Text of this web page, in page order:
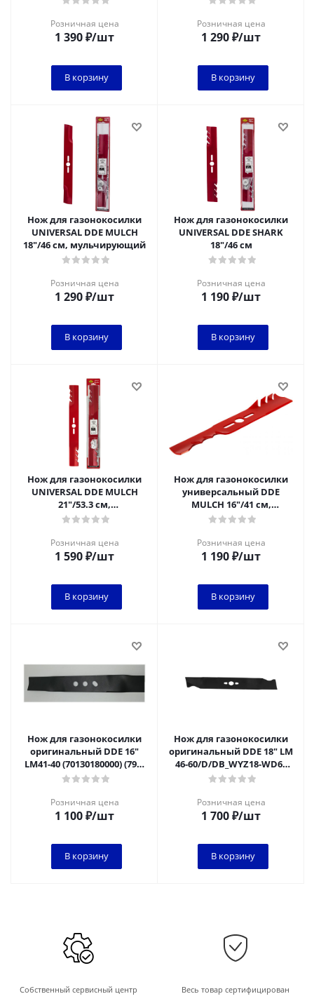
Розничная цена
1 390₽/шт
В корзину
Розничная цена
1 290₽/шт
В корзину
Нож для газонокосилки
UNIVERSAL DDE MULCH
18"/46 см, мульчирующий
Розничная цена
1 290₽/шт
В корзину
Нож для газонокосилки
UNIVERSAL DDE SHARK
18"/46 см
Розничная цена
1 190₽/шт
В корзину
Нож для газонокосилки
UNIVERSAL DDE MULCH
21"/53.3 см,
мульчирующий
Розничная цена
1 590₽/шт
В корзину
Нож для газонокосилки
универсальный DDE
MULCH 16"/41 см,
мульчирующий
Розничная цена
1 190₽/шт
В корзину
Нож для газонокосилки
оригинальный DDE 16"
LM41-40 (70130180000) (791-
912-003) , шт
Розничная цена
1 100₽/шт
В корзину
Нож для газонокосилки
оригинальный DDE 18" LM
46-60/D/DB_WYZ18-WD65
(70130350000) (246-630-003),
Розничная цена
1 700₽/шт
В корзину
Собственный сервисный центр Весь товар сертифицирован